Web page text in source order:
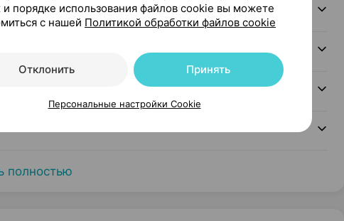
полностью
и порядке использования файлов cookie вы можете
с нашей Политикой обработки файлов cookie
Отклонить Принять
Персональные настройки Cookie